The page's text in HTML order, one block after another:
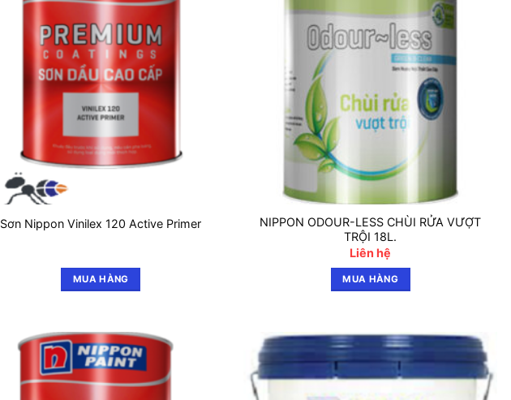
Sơn Nippon Vinilex 120 Active Primer
MUA HÀNG
NIPPON ODOUR-LESS CHÙI RỬA VƯỢT
TRỘI 18L.
Liên hệ
MUA HÀNG